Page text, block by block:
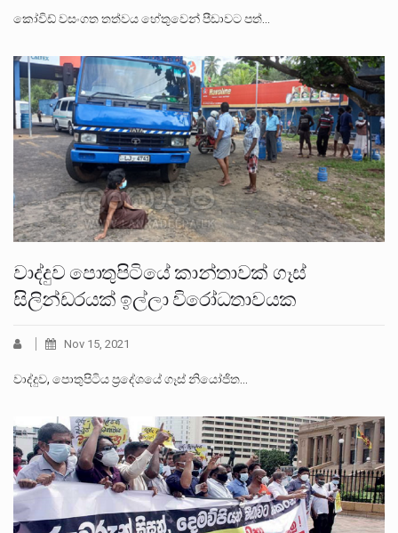
කෝවිඩ් වසංගත තත්වය හේතුවෙන් පීඩාවට පත්…
වාද්දුව පොතුපිටියේ කාන්තාවක් ගෑස්
සිලින්ඩරයක් ඉල්ලා විරෝධතාවයක
Nov 15, 2021
වාද්දුව, පොතුපිටිය ප්‍රදේශයේ ගෑස් නියෝජිත…